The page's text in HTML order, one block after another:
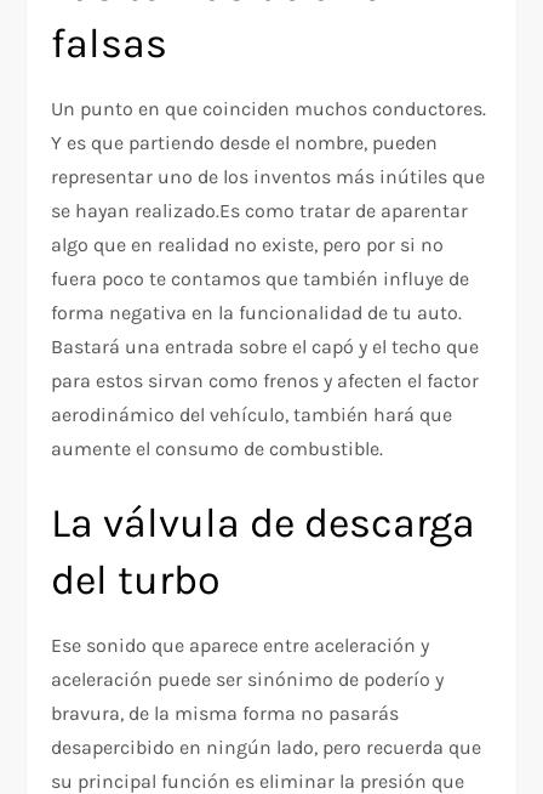
falsas
Un punto en que coinciden muchos conductores.
Y es que partiendo desde el nombre, pueden
representar uno de los inventos más inútiles que
se hayan realizado.Es como tratar de aparentar
algo que en realidad no existe, pero por si no
fuera poco te contamos que también influye de
forma negativa en la funcionalidad de tu auto.
Bastará una entrada sobre el capó y el techo que
para estos sirvan como frenos y afecten el factor
aerodinámico del vehículo, también hará que
aumente el consumo de combustible.
La válvula de descarga
del turbo
Ese sonido que aparece entre aceleración y
aceleración puede ser sinónimo de poderío y
bravura, de la misma forma no pasarás
desapercibido en ningún lado, pero recuerda que
su principal función es eliminar la presión que